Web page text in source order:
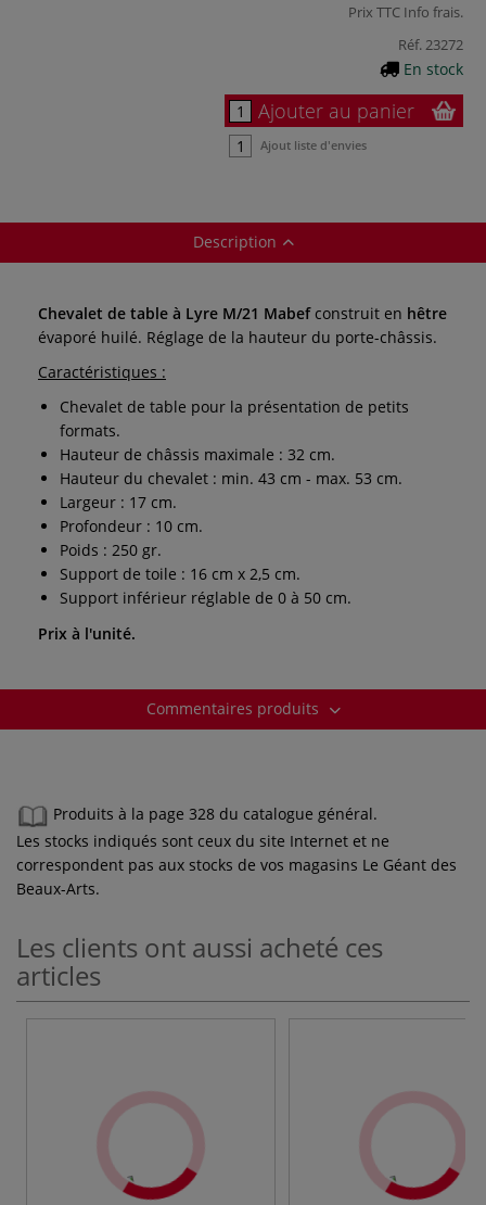
Prix TTC Info frais.
Réf.23272
En stock
Ajouter au panier
Ajout liste d'envies
Description
Chevalet de table à Lyre M/21 Mabef construit en hêtre
évaporé huilé. Réglage de la hauteur du porte-châssis.
Caractéristiques :
Chevalet de table pour la présentation de petits
formats.
Hauteur de châssis maximale : 32 cm.
Hauteur du chevalet : min. 43 cm - max. 53 cm.
Largeur : 17 cm.
Profondeur : 10 cm.
Poids : 250 gr.
Support de toile : 16 cm x 2,5 cm.
Support inférieur réglable de 0 à 50 cm.
Prix à l'unité.
Commentaires produits
Produits à la page 328 du catalogue général.
Les stocks indiqués sont ceux du site Internet et ne
correspondent pas aux stocks de vos magasins Le Géant des
Beaux-Arts.
Les clients ont aussi acheté ces
articles